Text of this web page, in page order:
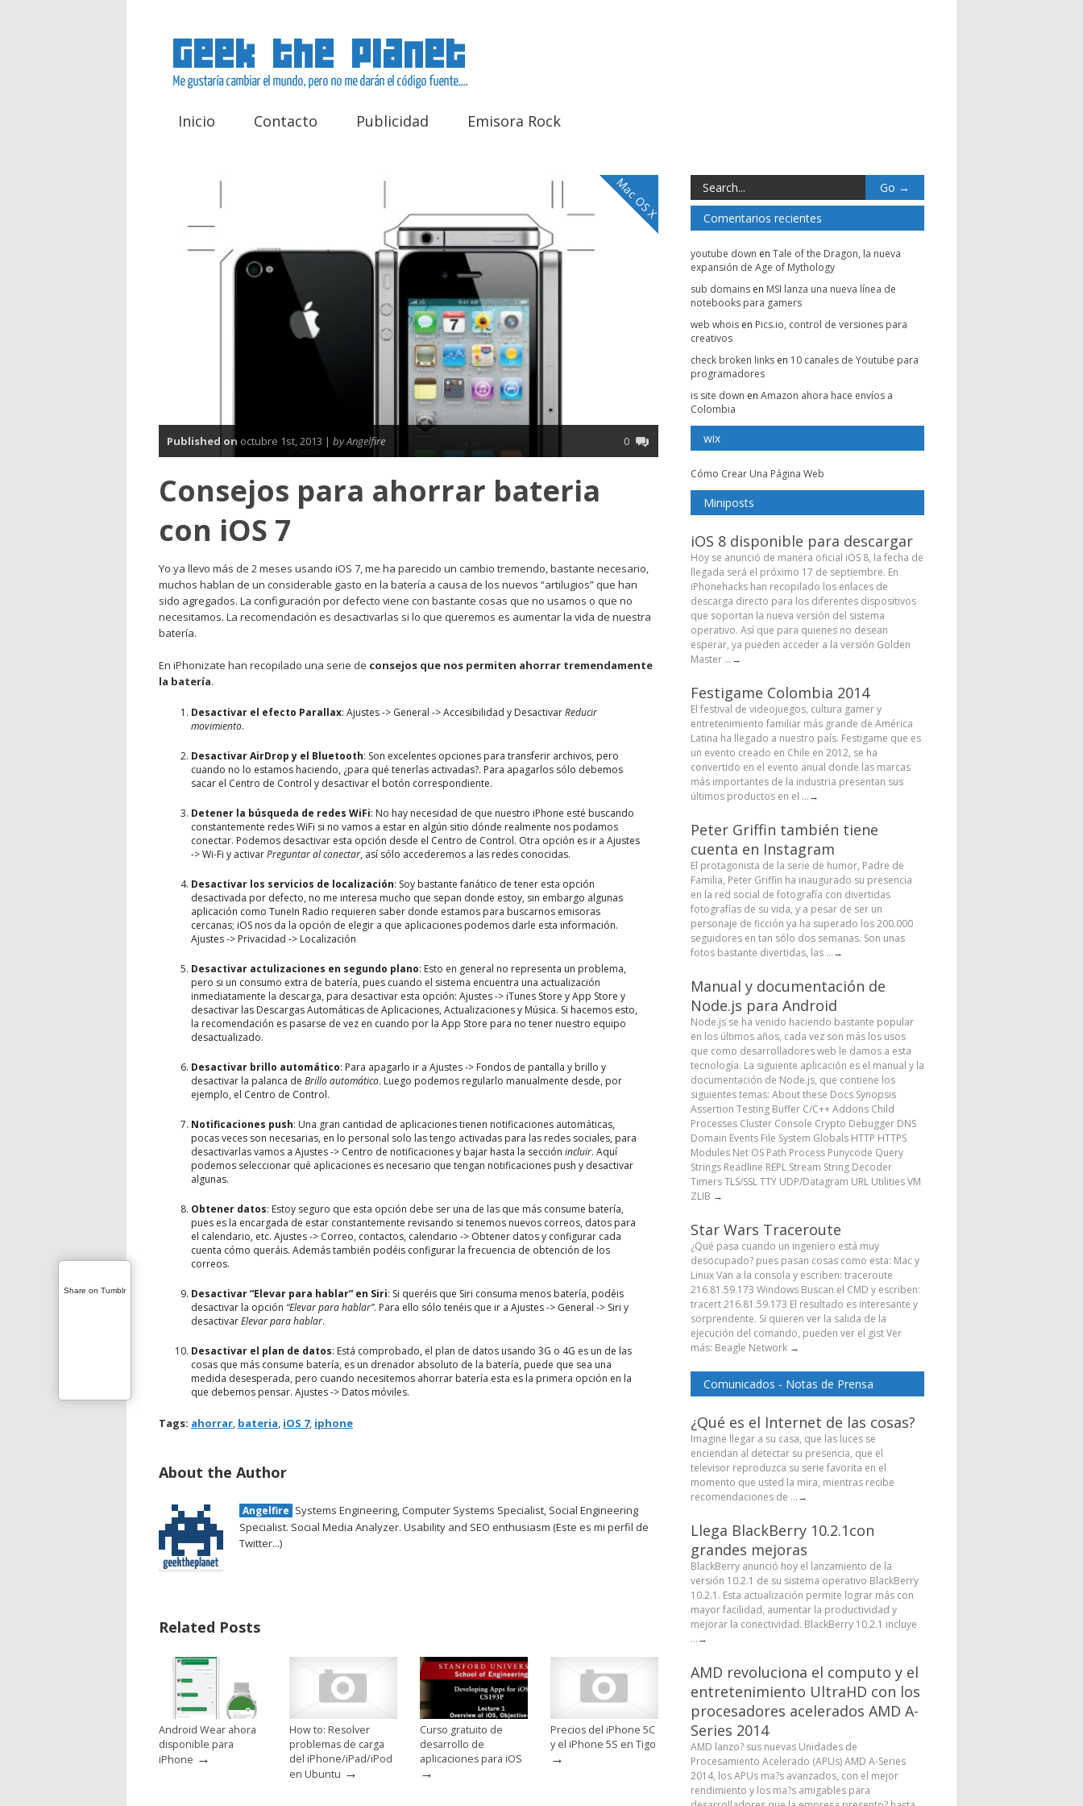
Inicio Contacto Publicidad Emisora Rock
Mac OS X
Published on octubre 1st, 2013 | by Angelfire 0
Consejos para ahorrar bateria
con iOS 7
Yo ya llevo más de 2 meses usando iOS 7, me ha parecido un cambio tremendo, bastante necesario,
muchos hablan de un considerable gasto en la batería a causa de los nuevos “artilugios” que han
sido agregados. La configuración por defecto viene con bastante cosas que no usamos o que no
necesitamos. La recomendación es desactivarlas si lo que queremos es aumentar la vida de nuestra
batería.
En iPhonizate han recopilado una serie de consejos que nos permiten ahorrar tremendamente
la batería.
Desactivar el efecto Parallax: Ajustes -> General -> Accesibilidad y DesactivarReducir
movimiento.
Desactivar AirDrop y el Bluetooth: Son excelentes opciones para transferir archivos, pero
cuando no lo estamos haciendo, ¿para qué tenerlas activadas?. Para apagarlos sólo debemos
sacar el Centro de Control y desactivar el botón correspondiente.
Detener la búsqueda de redes WiFi: No hay necesidad de que nuestro iPhone esté buscando
constantemente redes WiFi si no vamos a estar en algún sitio dónde realmente nos podamos
conectar. Podemos desactivar esta opción desde el Centro de Control. Otra opción es ir a Ajustes
-> Wi-Fi y activarPreguntar al conectar, así sólo accederemos a las redes conocidas.
Desactivar los servicios de localización: Soy bastante fanático de tener esta opción
desactivada por defecto, no me interesa mucho que sepan donde estoy, sin embargo algunas
aplicación como TuneIn Radio requieren saber donde estamos para buscarnos emisoras
cercanas; iOS nos da la opción de elegir a que aplicaciones podemos darle esta información.
Ajustes -> Privacidad -> Localización
Desactivar actulizaciones en segundo plano: Esto en general no representa un problema,
pero si un consumo extra de batería, pues cuando el sistema encuentra una actualización
inmediatamente la descarga, para desactivar esta opción: Ajustes -> iTunes Store y App Store y
desactivar las Descargas Automáticas de Aplicaciones, Actualizaciones y Música. Si hacemos esto,
la recomendación es pasarse de vez en cuando por la App Store para no tener nuestro equipo
desactualizado.
Desactivar brillo automático: Para apagarlo ir a Ajustes -> Fondos de pantalla y brillo y
desactivar la palanca de Brillo automático. Luego podemos regularlo manualmente desde, por
ejemplo, el Centro de Control.
Notificaciones push: Una gran cantidad de aplicaciones tienen notificaciones automáticas,
pocas veces son necesarias, en lo personal solo las tengo activadas para las redes sociales, para
desactivarlas vamos a Ajustes -> Centro de notificaciones y bajar hasta la sección incluir. Aquí
podemos seleccionar qué aplicaciones es necesario que tengan notificaciones push y desactivar
algunas.
Obtener datos: Estoy seguro que esta opción debe ser una de las que más consume batería,
pues es la encargada de estar constantemente revisando si tenemos nuevos correos, datos para
el calendario, etc. Ajustes -> Correo, contactos, calendario -> Obtener datos y configurar cada
cuenta cómo queráis. Además también podéis configurar la frecuencia de obtención de los
correos.
Desactivar “Elevar para hablar” en Siri: Si queréis que Siri consuma menos batería, podéis
desactivar la opción “Elevar para hablar”. Para ello sólo tenéis que ir a Ajustes -> General -> Siri y
desactivarElevar para hablar.
Desactivar el plan de datos: Está comprobado, el plan de datos usando 3G o 4G es un de las
cosas que más consume batería, es un drenador absoluto de la batería, puede que sea una
medida desesperada, pero cuando necesitemos ahorrar batería esta es la primera opción en la
que debemos pensar. Ajustes -> Datos móviles.
Tags: ahorrar, bateria, iOS 7, iphone
About the Author
Angelfire Systems Engineering, Computer Systems Specialist, Social Engineering
Specialist. Social Media Analyzer. Usability and SEO enthusiasm (Este es mi perfil de
Twitter...)
Related Posts
Android Wear ahora
disponible para
iPhone →
How to: Resolver
problemas de carga
del iPhone/iPad/iPod
en Ubuntu →
Curso gratuito de
desarrollo de
aplicaciones para iOS
→
Precios del iPhone 5C
y el iPhone 5S en Tigo
→
Comentarios recientes
youtube down en Tale of the Dragon, la nueva
expansión de Age of Mythology
sub domains en MSI lanza una nueva línea de
notebooks para gamers
web whois en Pics.io, control de versiones para
creativos
check broken links en 10 canales de Youtube para
programadores
is site down en Amazon ahora hace envíos a
Colombia
wix
Cómo Crear Una Página Web
Miniposts
iOS 8 disponible para descargar
Hoy se anunció de manera oficial iOS 8, la fecha de
llegada será el próximo 17 de septiembre. En
iPhonehacks han recopilado los enlaces de
descarga directo para los diferentes dispositivos
que soportan la nueva versión del sistema
operativo. Así que para quienes no desean
esperar, ya pueden acceder a la versión Golden
Master ...→
Festigame Colombia 2014
El festival de videojuegos, cultura gamer y
entretenimiento familiar más grande de América
Latina ha llegado a nuestro país. Festigame que es
un evento creado en Chile en 2012, se ha
convertido en el evento anual donde las marcas
más importantes de la industria presentan sus
últimos productos en el ...→
Peter Griffin también tiene
cuenta en Instagram
El protagonista de la serie de humor, Padre de
Familia, Peter Griffin ha inaugurado su presencia
en la red social de fotografía con divertidas
fotografías de su vida, y a pesar de ser un
personaje de ficción ya ha superado los 200.000
seguidores en tan sólo dos semanas. Son unas
fotos bastante divertidas, las ...→
Manual y documentación de
Node.js para Android
Node.js se ha venido haciendo bastante popular
en los últimos años, cada vez son más los usos
que como desarrolladores web le damos a esta
tecnología. La siguiente aplicación es el manual y la
documentación de Node.js, que contiene los
siguientes temas: About these Docs Synopsis
Assertion Testing Buffer C/C++ Addons Child
Processes Cluster Console Crypto Debugger DNS
Domain Events File System Globals HTTP HTTPS
Modules Net OS Path Process Punycode Query
Strings Readline REPL Stream String Decoder
Timers TLS/SSL TTY UDP/Datagram URL Utilities VM
ZLIB →
Star Wars Traceroute
¿Qué pasa cuando un ingeniero está muy
desocupado? pues pasan cosas como esta: Mac y
Linux Van a la consola y escriben: traceroute
216.81.59.173 Windows Buscan el CMD y escriben:
tracert 216.81.59.173 El resultado es interesante y
sorprendente. Si quieren ver la salida de la
ejecución del comando, pueden ver el gist Ver
más: Beagle Network →
Comunicados - Notas de Prensa
¿Qué es el Internet de las cosas?
Imagine llegar a su casa, que las luces se
enciendan al detectar su presencia, que el
televisor reproduzca su serie favorita en el
momento que usted la mira, mientras recibe
recomendaciones de ...→
Llega BlackBerry 10.2.1con
grandes mejoras
BlackBerry anunció hoy el lanzamiento de la
versión 10.2.1 de su sistema operativo BlackBerry
10.2.1. Esta actualización permite lograr más con
mayor facilidad, aumentar la productividad y
mejorar la conectividad. BlackBerry 10.2.1 incluye
...→
AMD revoluciona el computo y el
entretenimiento UltraHD con los
procesadores acelerados AMD A-
Series 2014
AMD lanzo? sus nuevas Unidades de
Procesamiento Acelerado (APUs) AMD A-Series
2014, los APUs ma?s avanzados, con el mejor
rendimiento y los ma?s amigables para
Share on Tumblr